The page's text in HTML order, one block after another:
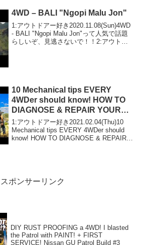
気で話題らしいぞ、見逃さな...
4WD – BALI "Ngopi Malu Jon"
1:アウトドアー好き2020.11.08(Sun)4WD
- BALI "Ngopi Malu Jon"って人気で話題
らしいぞ、見逃さないで！！2:アウトド
10 Mechanical tips EVERY
4WDer should know! HOW TO
DIAGNOSE & REPAIR YOUR
4WD AT HOME
1:アウトドアー好き2021.02.04(Thu)10
Mechanical tips EVERY 4WDer should
know! HOW TO DIAGNOSE & REPAIR
スポンサーリンク
DIY RUST PROOFING a 4WD! I blasted
the Patrol with PAINT! + FIRST
SERVICE! Nissan GU Patrol Build #3